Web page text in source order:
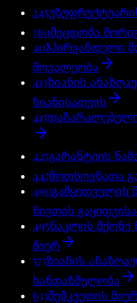
245
360შეცდომა
408პირვანდელი
მოვალეობა
413ზიანის
ზიანისათვის
415
425გარანტიის
447მოთხოვნათა
490გამყიდველის
ნივთის
495ნაკლის მქონე
მიერ
573ზიანის
ხანდაზმულობა
633შემკვეთის